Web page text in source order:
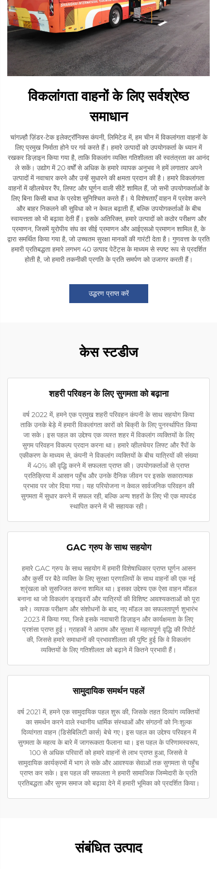
विकलांगता वाहनों के लिए सर्वश्रेष्ठ
समाधान
चांगज़्हौ ज़िंडर-टेक इलेक्ट्रॉनिक्स कंपनी, लिमिटेड में, हम चीन में विकलांगता वाहनों के
लिए प्रमुख निर्माता होने पर गर्व करते हैं। हमारे उत्पादों को उपयोगकर्ता के ध्यान में
रखकर डिज़ाइन किया गया है, ताकि विकलांग व्यक्ति गतिशीलता की स्वतंत्रता का आनंद
ले सकें। उद्योग में 20 वर्षों से अधिक के हमारे व्यापक अनुभव ने हमें लगातार अपने
उत्पादों में नवाचार करने और उन्हें सुधारने की क्षमता प्रदान की है। हमारे विकलांगता
वाहनों में व्हीलचेयर रैंप, लिफ्ट और घूर्णन वाली सीटें शामिल हैं, जो सभी उपयोगकर्ताओं के
लिए बिना किसी बाधा के प्रवेश सुनिश्चित करते हैं। ये विशेषताएँ वाहन में प्रवेश करने
और बाहर निकलने की सुविधा को न केवल बढ़ाती हैं, बल्कि उपयोगकर्ताओं के बीच
स्वायत्तता को भी बढ़ावा देती हैं। इसके अतिरिक्त, हमारे उत्पादों को कठोर परीक्षण और
प्रमाणन, जिसमें यूरोपीय संघ का सीई प्रमाणन और आईएसओ प्रमाणन शामिल है, के
द्वारा समर्थित किया गया है, जो उच्चतम सुरक्षा मानकों की गारंटी देता है। गुणवत्ता के प्रति
हमारी प्रतिबद्धता हमारे लगभग 40 उत्पाद पेटेंट्स के माध्यम से स्पष्ट रूप से प्रदर्शित
होती है, जो हमारी तकनीकी प्रगति के प्रति समर्पण को उजागर करती हैं।
उद्धरण प्राप्त करें
केस स्टडीज
शहरी परिवहन के लिए सुगमता को बढ़ाना
वर्ष 2022 में, हमने एक प्रमुख शहरी परिवहन कंपनी के साथ सहयोग किया
ताकि उनके बेड़े में हमारी विकलांगता कारों को बिक्री के लिए पुनर्स्थापित किया
जा सके। इस पहल का उद्देश्य एक व्यस्त शहर में विकलांग व्यक्तियों के लिए
सुगम परिवहन विकल्प प्रदान करना था। हमारे व्हीलचेयर लिफ्ट और रैंपों के
एकीकरण के माध्यम से, कंपनी ने विकलांग व्यक्तियों के बीच यात्रियों की संख्या
में 40% की वृद्धि करने में सफलता प्राप्त की। उपयोगकर्ताओं से प्राप्त
प्रतिक्रिया में आसान पहुँच और उनके दैनिक जीवन पर इसके सकारात्मक
प्रभाव पर जोर दिया गया। यह परियोजना न केवल सार्वजनिक परिवहन की
सुगमता में सुधार करने में सफल रही, बल्कि अन्य शहरों के लिए भी एक मापदंड
स्थापित करने में भी सहायक रही।
GAC ग्रुप के साथ सहयोग
हमारे GAC ग्रुप के साथ सहयोग में हमारी विशेषाधिकार प्राप्त घूर्णन आसन
और कुर्सी पर बैठे व्यक्ति के लिए सुरक्षा प्रणालियों के साथ वाहनों की एक नई
श्रृंखला को सुसज्जित करना शामिल था। इसका उद्देश्य एक ऐसा वाहन मॉडल
बनाना था जो विकलांग ड्राइवरों और यात्रियों की विशिष्ट आवश्यकताओं को पूरा
करे। व्यापक परीक्षण और संशोधनों के बाद, नए मॉडल का सफलतापूर्ण शुभारंभ
2023 में किया गया, जिसे इसके नवाचारी डिज़ाइन और कार्यक्षमता के लिए
प्रशंसा प्राप्त हुई। ग्राहकों ने आराम और सुरक्षा में महत्वपूर्ण वृद्धि की रिपोर्ट
की, जिससे हमारे समाधानों की प्रभावशीलता की पुष्टि हुई कि वे विकलांग
व्यक्तियों के लिए गतिशीलता को बढ़ाने में कितने प्रभावी हैं।
सामुदायिक समर्थन पहलें
वर्ष 2021 में, हमने एक सामुदायिक पहल शुरू की, जिसके तहत दिव्यांग व्यक्तियों
का समर्थन करने वाले स्थानीय धार्मिक संस्थाओं और संगठनों को निःशुल्क
दिव्यांगता वाहन (डिसेबिलिटी कार्स) बेचे गए। इस पहल का उद्देश्य परिवहन में
सुगमता के महत्व के बारे में जागरूकता फैलाना था। इस पहल के परिणामस्वरूप,
100 से अधिक परिवारों को हमारे वाहनों से लाभ प्राप्त हुआ, जिससे वे
सामुदायिक कार्यक्रमों में भाग ले सके और आवश्यक सेवाओं तक सुगमता से पहुँच
प्राप्त कर सके। इस पहल की सफलता ने हमारी सामाजिक जिम्मेदारी के प्रति
प्रतिबद्धता और सुगम समाज को बढ़ावा देने में हमारी भूमिका को प्रदर्शित किया।
संबंधित उत्पाद